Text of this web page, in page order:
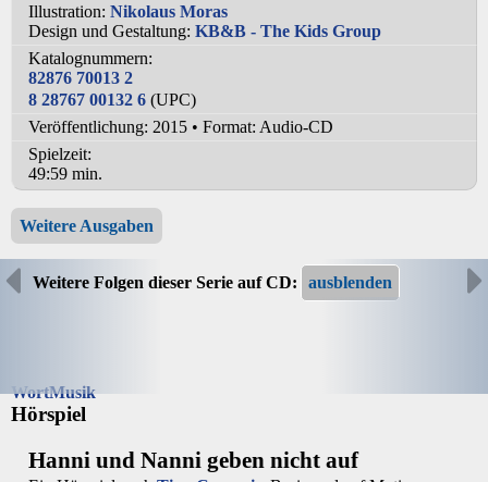
Illustration: Nikolaus Moras
Design und Gestaltung: KB&B - The Kids Group
Katalognummern:
82876 70013 2
8 28767 00132 6 (UPC)
Veröffentlichung: 2015 • Format: Audio-CD
Spielzeit:
49:59 min.
Weitere Ausgaben
Weitere Folgen dieser Serie auf CD:
WortMusik
Hörspiel
Hanni und Nanni geben nicht auf